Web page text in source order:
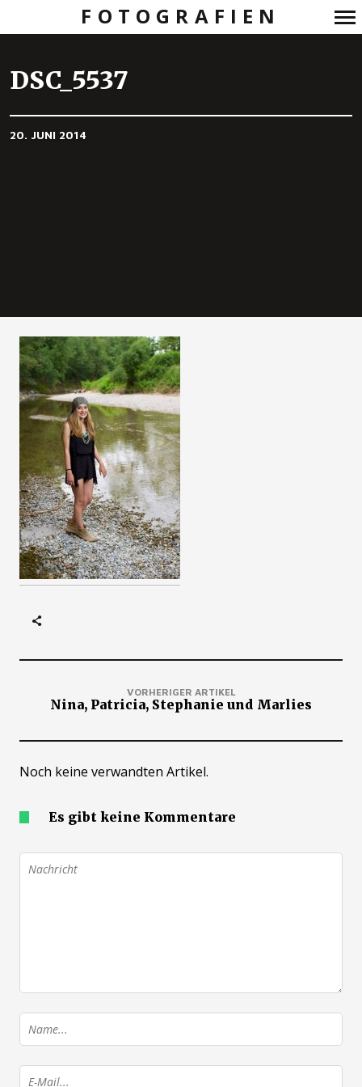
FOTOGRAFIEN
DSC_5537
20. JUNI 2014
VORHERIGER ARTIKEL
Nina, Patricia, Stephanie und Marlies
Noch keine verwandten Artikel.
Es gibt keine Kommentare